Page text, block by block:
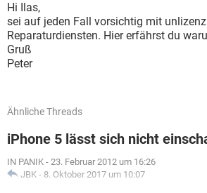
Hi Ilas,
sei auf jeden Fall vorsichtig mit
Reparaturdiensten. Hier erfährst du
Gruß
Peter
Ähnliche Threads
iPhone 5 lässt sich nicht
IN PANIK - 23. Februar 2012 um 16:26
JBK - 8. Oktober 2017 um 10:07